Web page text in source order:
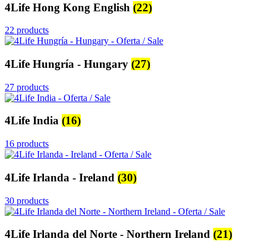
4Life Hong Kong English (22)
22 products
4Life Hungría - Hungary (27)
27 products
4Life India (16)
16 products
4Life Irlanda - Ireland (30)
30 products
4Life Irlanda del Norte - Northern Ireland (21)